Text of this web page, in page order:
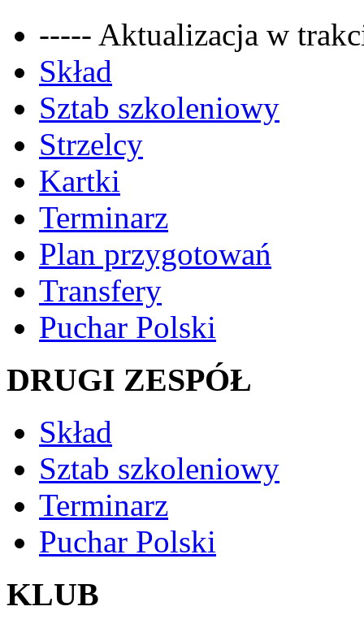
----- Aktualizacja w
Skład
Sztab szkoleniowy
Strzelcy
Kartki
Terminarz
Plan przygotowań
Transfery
Puchar Polski
DRUGI ZESPÓŁ
Skład
Sztab szkoleniowy
Terminarz
Puchar Polski
KLUB